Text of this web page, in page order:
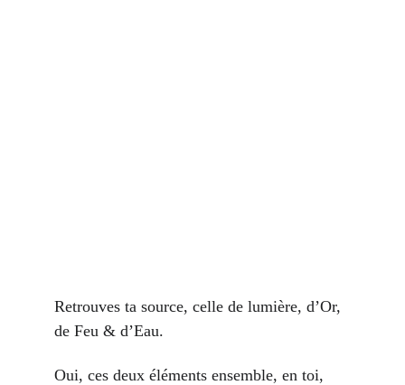
Retrouves ta source, celle de lumière, d’Or,
de Feu & d’Eau.
Oui, ces deux éléments ensemble, en toi,